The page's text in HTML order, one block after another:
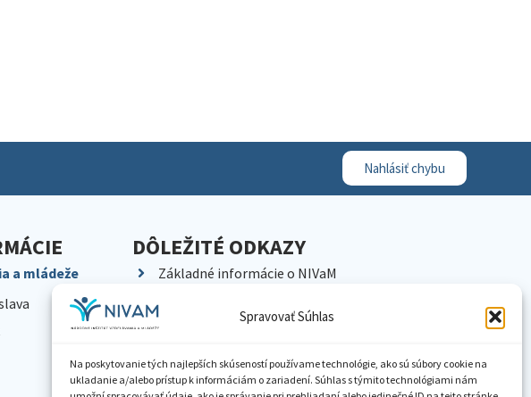
Spravovať Súhlas
Na poskytovanie tých najlepších skúseností používame technológie, ako sú súbory cookie na
ukladanie a/alebo prístup k informáciám o zariadení. Súhlas s týmito technológiami nám
Nahlásiť chybu
a mládeže
DÔLEŽITÉ ODKAZY
Základné informácie o NIVaM
Kariéra
Pracoviská NIVaM